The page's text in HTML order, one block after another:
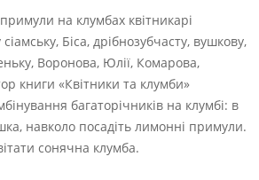
на клумбах квітникарі
Біса, дрібнозубчасту, вушкову,
Воронова, Юлії, Комарова,
книги «Квітники та клумби»
багаторічників на клумбі: в
навколо посадіть лимонні примули.
сонячна клумба.